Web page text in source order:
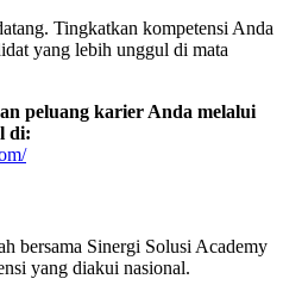
Tingkatkan kompetensi Anda
yang lebih unggul di mata
peluang karier Anda melalui
di:
bersama Sinergi Solusi Academy
yang diakui nasional.